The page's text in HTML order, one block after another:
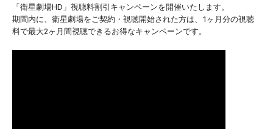
「衛星劇場HD」視聴料割引キャンペーンを開催いたします。
期間内に、衛星劇場をご契約・視聴開始された方は、1ヶ月分の視聴
料で最大2ヶ月間視聴できるお得なキャンペーンです。